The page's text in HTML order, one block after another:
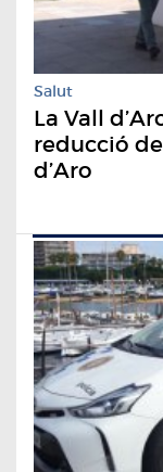
Salut
La Vall
reducció
d’Aro